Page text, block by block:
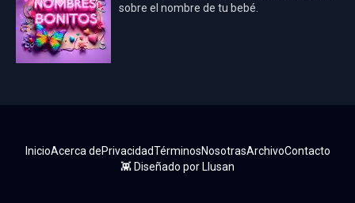
Mario Bros Mi Villano Favorito
Mickey Mouse
Pokémon Pokémon Go
sobre el nombre de tu bebé.
👾 Diseñado por Llusan
InicioAcerca dePrivacidadTérminosNosotrasArchivoContacto